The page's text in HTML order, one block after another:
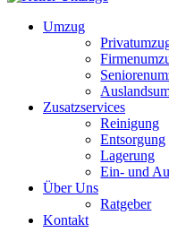
Umzug
Zusatzservices
Reinigung
Entsorgung
Lagerung
Ein- und
Über Uns
Ratgeber
Kontakt